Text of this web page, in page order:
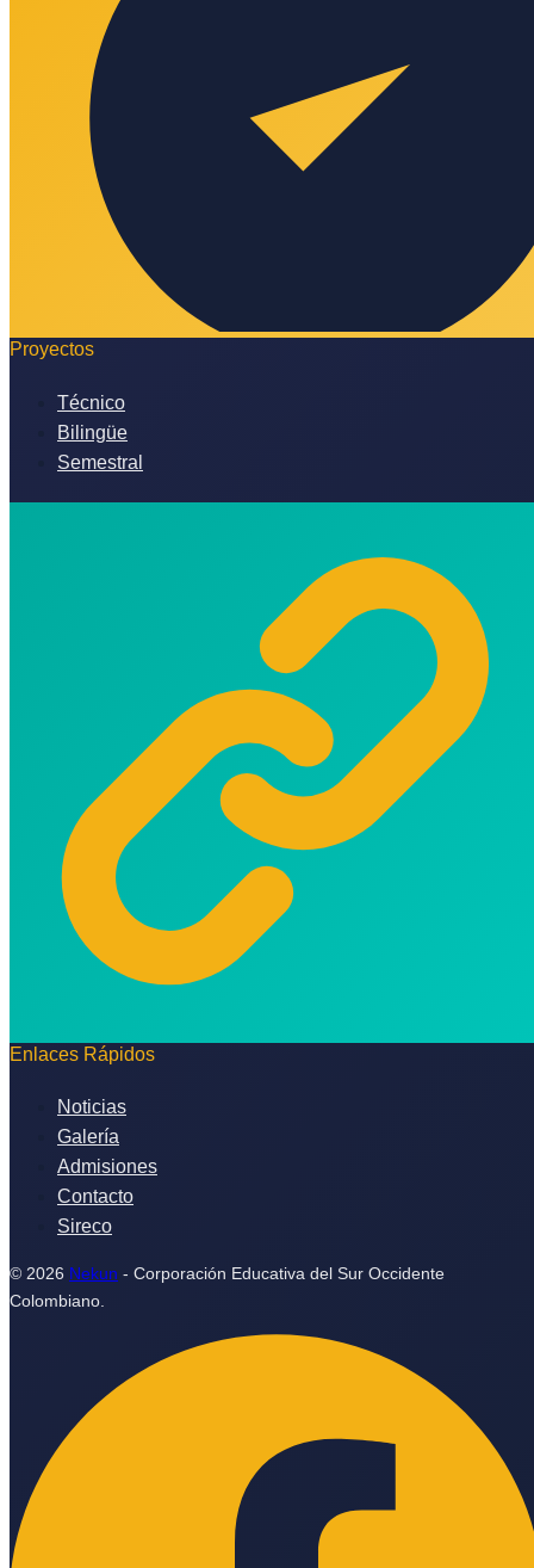
Proyectos
Técnico
Bilingüe
Semestral
Enlaces Rápidos
Noticias
Galería
Admisiones
Contacto
Sireco
© 2026 Nekun - Corporación Educativa del Sur Occidente
Colombiano.